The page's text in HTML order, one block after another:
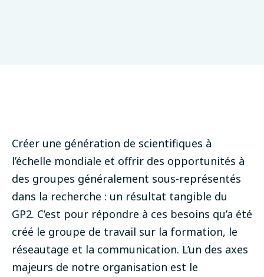
Créer une génération de scientifiques à
l’échelle mondiale et offrir des opportunités à
des groupes généralement sous-représentés
dans la recherche : un résultat tangible du
GP2. C’est pour répondre à ces besoins qu’a été
créé le groupe de travail sur la formation, le
réseautage et la communication. L’un des axes
majeurs de notre organisation est le